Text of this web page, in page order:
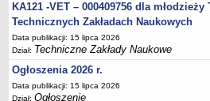
KA121 -VET – 000409756 dla
Technicznych Zakładach Naukowych
Data publikacji: 15 lipca 2026
Dział: Techniczne Zakłady Naukowe
Ogłoszenia 2026 r.
Data publikacji: 15 lipca 2026
Dział:Ogłoszenie